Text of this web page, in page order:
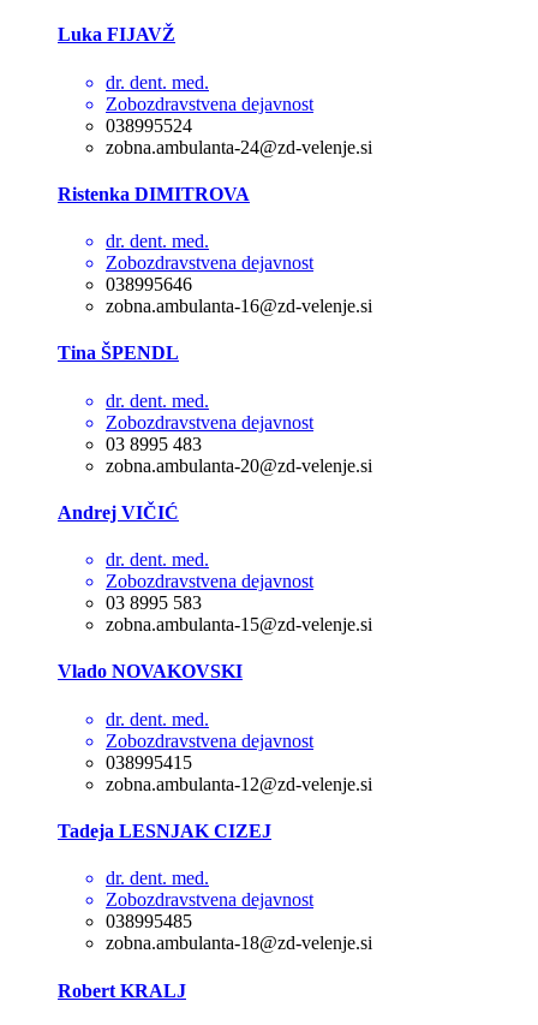
Luka FIJAVŽ
dr. dent. med.
Zobozdravstvena dejavnost
038995524
zobna.ambulanta-24@zd-velenje.si
Ristenka DIMITROVA
dr. dent. med.
Zobozdravstvena dejavnost
038995646
zobna.ambulanta-16@zd-velenje.si
Tina ŠPENDL
dr. dent. med.
Zobozdravstvena dejavnost
03 8995 483
zobna.ambulanta-20@zd-velenje.si
Andrej VIČIĆ
dr. dent. med.
Zobozdravstvena dejavnost
03 8995 583
zobna.ambulanta-15@zd-velenje.si
Vlado NOVAKOVSKI
dr. dent. med.
Zobozdravstvena dejavnost
038995415
zobna.ambulanta-12@zd-velenje.si
Tadeja LESNJAK CIZEJ
dr. dent. med.
Zobozdravstvena dejavnost
038995485
zobna.ambulanta-18@zd-velenje.si
Robert KRALJ